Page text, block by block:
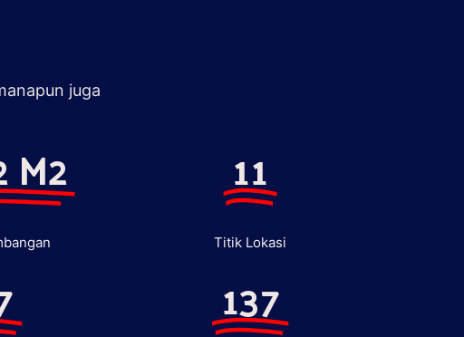
juga
M2 11
Titik Lokasi
137